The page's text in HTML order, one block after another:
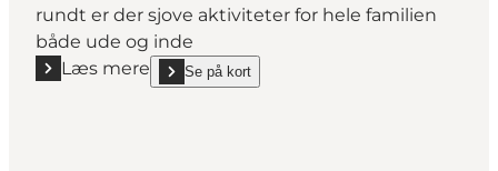
rundt er der sjove aktiviteter for hele familien
både ude og inde
Læs mere
Læs mere "Nordsøen Oceanarium"
Se på kort
show Nordsøen Oceanarium on_map